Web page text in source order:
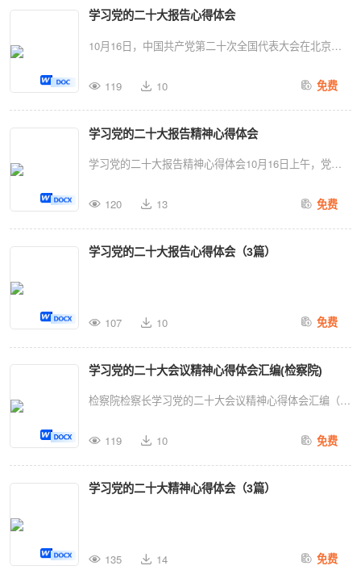
筑好“讲规
“畏则不敢肆而德已成，
轻干部走上仕途，要“系
“敬畏之心”，只有心怀
有所止，才能作风正派。
不开组织的培养与支持，
组织、服从组织，时刻向
格要求自己，慎独笃行，
决问题，在思想上形成
党来自于民，扎根于民，
干部要坚持走群众路线，
学习党的二十大报告心得体会
10月16日，中国共产党第二十次全国代表大会在北京人
行政中心3号楼三楼会议室集中观看开幕会，聆听习近平
代表第十九届中央委员会向大会所作的报告。听完习近平
总书记的报告，激动之情久久难以平复，心有所感。此次
会议是在全党全国各族人民迈上全面建设社会主义现代化
的一次十分重要的大会，大会认真总结过去5年工作，全
面总结新时代以来以习近平同志为核心的党中央团结带领
全党全国各族人民坚持和发展中国特色社会主义取得的重
119 10 免费
学习党的二十大报告精神心得体会
学习党的二十大报告精神心得体会10月16日上午，党的
央委员会向大会作报告。五年来，我们党团结带领人民，
攻克了许多长期没有解决的难题，办成了许多事关长远的
大事要事，推动党和国家事业取得举世瞩目的重大成就。
中国特色社会主义思想指引下，全党全国各族人民以更加
彻底的精神主动、历史主动、发展主动，昂扬奋进全面建
设社会主义现代化国家新征程，向着第二个百年奋斗目
我...
120 13 免费
学习党的二十大报告心得体会（3篇）
107 10 免费
学习党的二十大会议精神心得体会汇编(检察院)
检察院检察长学习党的二十大会议精神心得体会汇编（15
会................................................................22.谈二十
大心得体
会................................................................43.谈二十
大心得体会......................................
119 10 免费
学习党的二十大精神心得体会（3篇）
135 14 免费